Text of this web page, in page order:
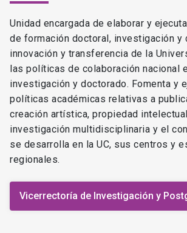
Unidad encargada de elaborar y
de formación doctoral, investigación y
innovación y transferencia de la
las políticas de colaboración nacional
investigación y doctorado. Fomenta y
políticas académicas relativas a
creación artística, propiedad
investigación multidisciplinaria y el
se desarrolla en la UC, sus centros y
regionales.
Vicerrectoría de Investigación y